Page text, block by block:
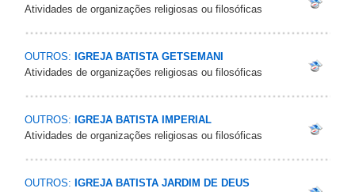
Atividades de organizações religiosas ou filosóficas
OUTROS: IGREJA BATISTA GETSEMANI
Atividades de organizações religiosas ou filosóficas
OUTROS: IGREJA BATISTA IMPERIAL
Atividades de organizações religiosas ou filosóficas
OUTROS: IGREJA BATISTA JARDIM DE DEUS